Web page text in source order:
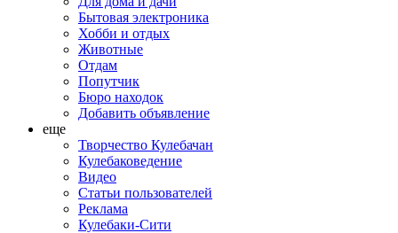
Бытовая электроника
Хобби и отдых
Животные
Отдам
Попутчик
Бюро находок
Добавить объявление
еще
Творчество Кулебачан
Кулебаковедение
Видео
Статьи пользователей
Реклама
Кулебаки-Сити